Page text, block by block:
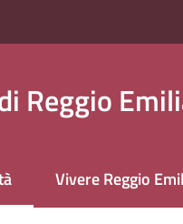
Reggio
selezionatoVivere Reggio